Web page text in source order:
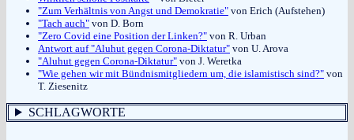
"Zum Verhältnis von Angst und Demokratie" von Erich (Aufstehen)
"Tach auch" von D. Born
"Zero Covid eine Position der Linken?" von R. Urban
Antwort auf "Aluhut gegen Corona-Diktatur" von U. Arova
"Aluhut gegen Corona-Diktatur" von J. Weretka
"Wie gehen wir mit Bündnismitgliedern um, die islamistisch sind?" von
T. Ziesenitz
SCHLAGWORTE